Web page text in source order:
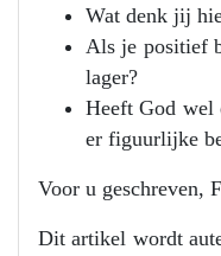
Wat denk jij
Als je positief
lager?
Heeft God wel
er figuurlijke
Voor u geschreven,
Dit artikel wordt